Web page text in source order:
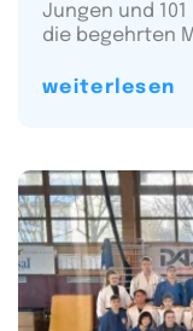
Jungen und
die begehrten
weiterlesen